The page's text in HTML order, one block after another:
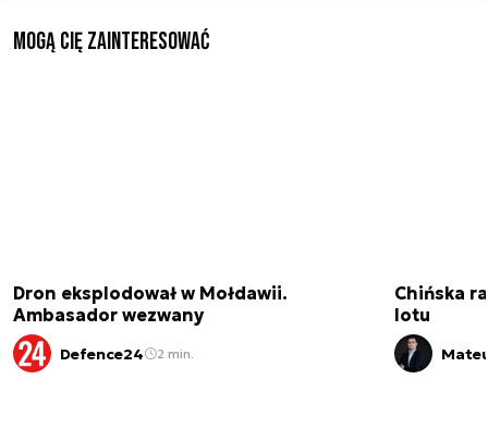
Mogą Cię zainteresować
Dron eksplodował w Mołdawii.
Ambasador wezwany
Defence24 2 min.
Chińska
lotu